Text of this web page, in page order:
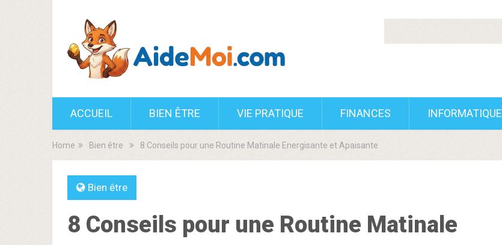
ACCUEIL BIEN ÊTRE VIE PRATIQUE FINANCES INFORMATIQUE
Home Bien être 8 Conseils pour une Routine Matinale Energisante et Apaisante
Bien être
8 Conseils pour une Routine Matinale